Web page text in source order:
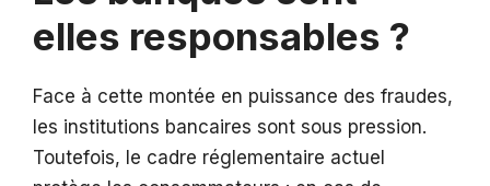
elles responsables ?
Face à cette montée en puissance des fraudes,
les institutions bancaires sont sous pression.
Toutefois, le cadre réglementaire actuel